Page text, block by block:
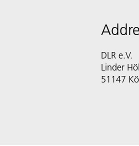
DLR e.V.
Linder
51147